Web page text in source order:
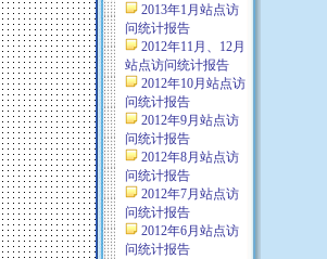
2013年1月站点访
问统计报告
2012年11月、12月
站点访问统计报告
2012年10月站点访
问统计报告
2012年9月站点访
问统计报告
2012年8月站点访
问统计报告
2012年7月站点访
问统计报告
2012年6月站点访
问统计报告